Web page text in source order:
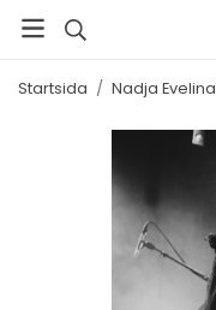
Startsida / Nadja Evelina